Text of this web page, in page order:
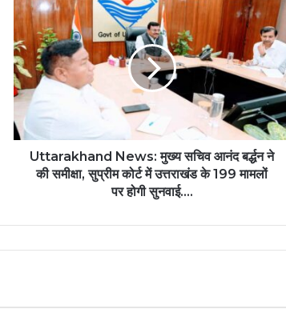
Uttarakhand News: मुख्य सचिव आनंद बर्द्धन ने
की समीक्षा, सुप्रीम कोर्ट में उत्तराखंड के 199 मामलों
पर होगी सुनवाई….